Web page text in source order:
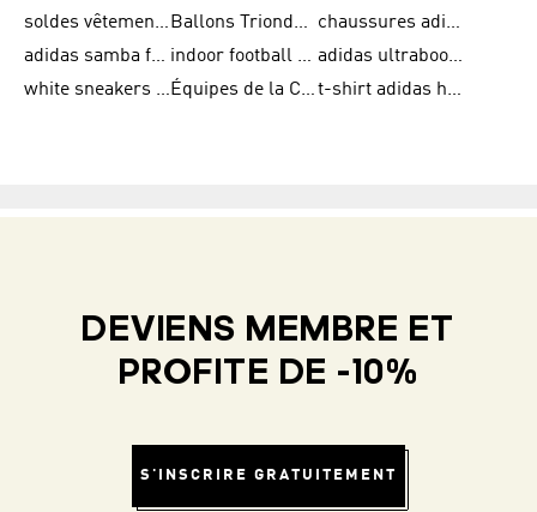
soldes vêtements homme
Ballons Trionda de la Coupe du Monde de la FIFA 26™
chaussures adidas femme
adidas samba femme
indoor football shoes
adidas ultraboost 22
white sneakers adidas
Équipes de la Coupe du Monde de la FIFA 26™ t-shirt adidas homme
DEVIENS MEMBRE ET
PROFITE DE -10%
S'INSCRIRE GRATUITEMENT